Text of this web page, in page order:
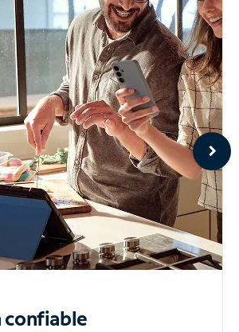
confiable